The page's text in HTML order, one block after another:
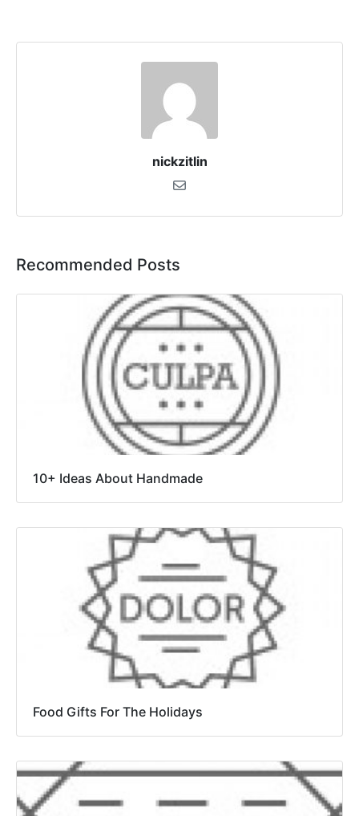
nickzitlin
Recommended Posts
10+ Ideas About Handmade
Food Gifts For The Holidays